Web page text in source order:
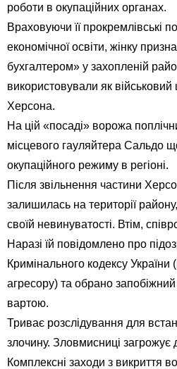
роботи в окупаційних органах.
Враховуючи її прокремлівські
економічної освіти, жінку
бухгалтером» у захопленій
використовували як
Херсона.
На цій «посаді» ворожа
місцевого гауляйтера Сальдо
окупаційного режиму в регіоні.
Після звільнення частини
залишилась на території
своїй невинуватості. Втім,
Наразі їй повідомлено про
Кримінального кодексу
агресору) та обрано запобіжний
вартою.
Триває розслідування для
злочину. Зловмисниці загрожує
Комплексні заходи з викриття